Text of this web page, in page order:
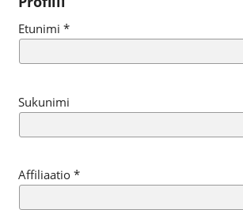
Etunimi *
Sukunimi
Affiliaatio *